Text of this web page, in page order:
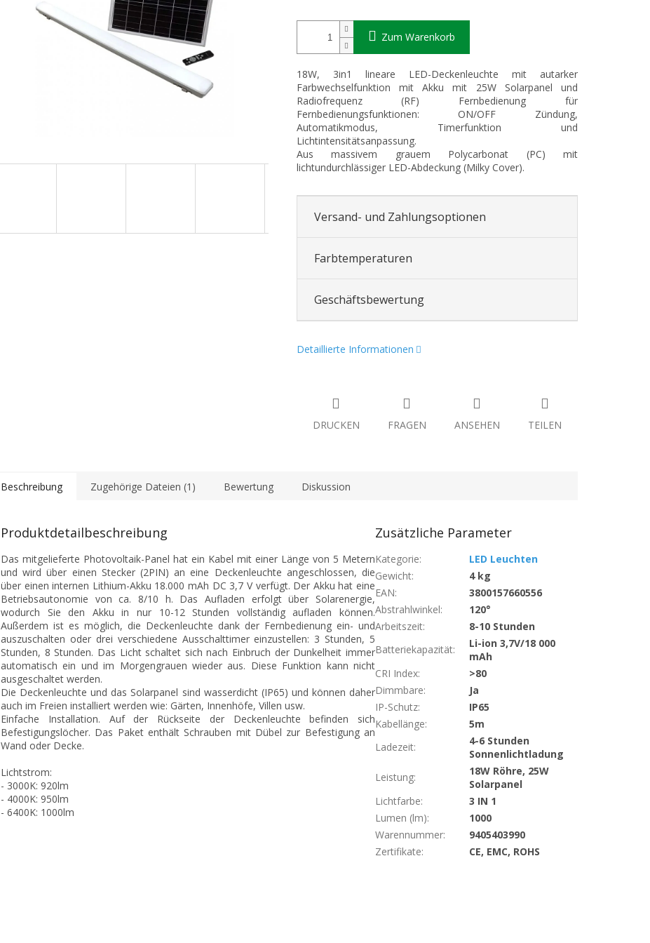
Zum Warenkorb
18W, 3in1 lineare LED-Deckenleuchte mit autarker
Farbwechselfunktion mit Akku mit 25W Solarpanel und
Radiofrequenz (RF) Fernbedienung für
Fernbedienungsfunktionen: ON/OFF Zündung,
Automatikmodus, Timerfunktion und
Lichtintensitätsanpassung.
Aus massivem grauem Polycarbonat (PC) mit
lichtundurchlässiger LED-Abdeckung (Milky Cover).
Versand- und Zahlungsoptionen
Farbtemperaturen
Geschäftsbewertung
Detaillierte Informationen
DRUCKEN FRAGEN ANSEHEN TEILEN
Beschreibung Zugehörige Dateien (1) Bewertung Diskussion
Produktdetailbeschreibung
Das mitgelieferte Photovoltaik-Panel hat ein Kabel mit einer Länge von 5 Metern
und wird über einen Stecker (2PIN) an eine Deckenleuchte angeschlossen, die
über einen internen Lithium-Akku 18.000 mAh DC 3,7 V verfügt. Der Akku hat eine
Betriebsautonomie von ca. 8/10 h. Das Aufladen erfolgt über Solarenergie,
wodurch Sie den Akku in nur 10-12 Stunden vollständig aufladen können.
Außerdem ist es möglich, die Deckenleuchte dank der Fernbedienung ein- und
auszuschalten oder drei verschiedene Ausschalttimer einzustellen: 3 Stunden, 5
Stunden, 8 Stunden. Das Licht schaltet sich nach Einbruch der Dunkelheit immer
automatisch ein und im Morgengrauen wieder aus. Diese Funktion kann nicht
ausgeschaltet werden.
Die Deckenleuchte und das Solarpanel sind wasserdicht (IP65) und können daher
auch im Freien installiert werden wie: Gärten, Innenhöfe, Villen usw.
Einfache Installation. Auf der Rückseite der Deckenleuchte befinden sich
Befestigungslöcher. Das Paket enthält Schrauben mit Dübel zur Befestigung an
Wand oder Decke.
Lichtstrom:
- 3000K: 920lm
- 4000K: 950lm
- 6400K: 1000lm
Zusätzliche Parameter
Kategorie:
LED Leuchten
Gewicht:
4 kg
EAN:
3800157660556
Abstrahlwinkel:
120°
Arbeitszeit:
8-10 Stunden
Batteriekapazität:
Li-ion 3,7V/18 000
mAh
CRI Index:
>80
Dimmbare:
Ja
IP-Schutz:
IP65
Kabellänge:
5m
Ladezeit:
4-6 Stunden
Sonnenlichtladung
Leistung:
18W Röhre, 25W
Solarpanel
Lichtfarbe:
3 IN 1
Lumen (lm):
1000
Warennummer:
9405403990
Zertifikate: CE, EMC, ROHS